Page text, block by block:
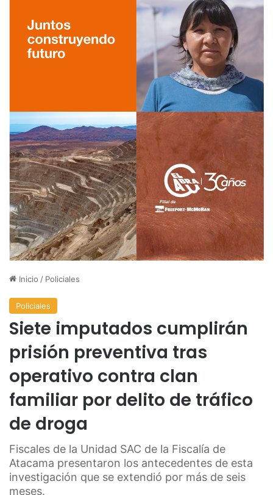
Inicio / Policiales
Policiales
Siete imputados cumplirán
prisión preventiva tras
operativo contra clan
familiar por delito de tráfico
de droga
Fiscales de la Unidad SAC de la Fiscalía de
Atacama presentaron los antecedentes de esta
investigación que se extendió por más de seis
meses.